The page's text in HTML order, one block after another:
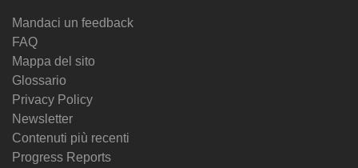
Mandaci un feedback
FAQ
Mappa del sito
Glossario
Privacy Policy
Newsletter
Contenuti più recenti
Progress Reports